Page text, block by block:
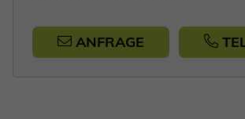
ANFRAGE